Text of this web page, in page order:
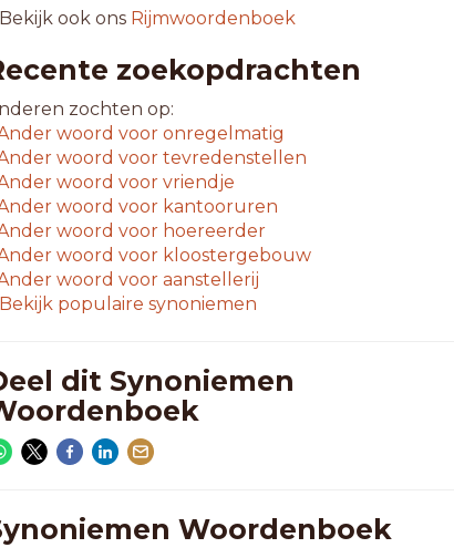
ook ons Rijmwoordenboek
zoekopdrachten
zochten op:
woord vooronregelmatig
woord voortevredenstellen
woord voorvriendje
woord voorkantooruren
woord voorhoereerder
woord voorkloostergebouw
woord vooraanstellerij
Bekijk populaire synoniemen
dit Synoniemen
Woordenboek